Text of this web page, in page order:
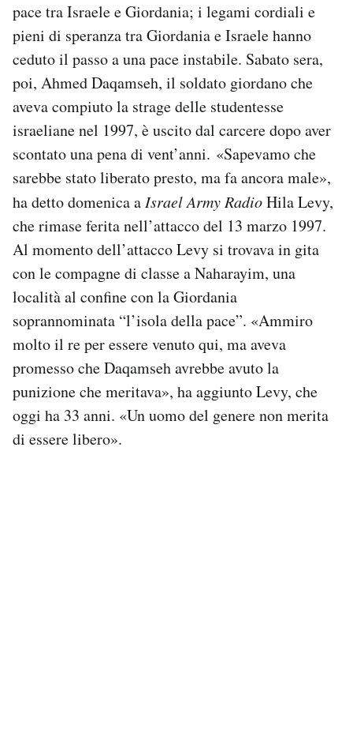
pace tra Israele e Giordania; i legami cordiali e
pieni di speranza tra Giordania e Israele hanno
ceduto il passo a una pace instabile. Sabato sera,
poi, Ahmed Daqamseh, il soldato giordano che
aveva compiuto la strage delle studentesse
israeliane nel 1997, è uscito dal carcere dopo aver
scontato una pena di vent’anni. «Sapevamo che
sarebbe stato liberato presto, ma fa ancora male»,
ha detto domenica aIsrael Army RadioHila Levy,
che rimase ferita nell’attacco del 13 marzo 1997.
Al momento dell’attacco Levy si trovava in gita
con le compagne di classe a Naharayim, una
località al confine con la Giordania
soprannominata “l’isola della pace”. «Ammiro
molto il re per essere venuto qui, ma aveva
promesso che Daqamseh avrebbe avuto la
punizione che meritava», ha aggiunto Levy, che
oggi ha 33 anni. «Un uomo del genere non merita
di essere libero».